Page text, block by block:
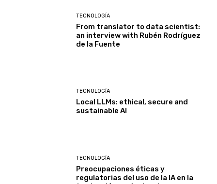
TECNOLOGÍA
From translator to data scientist:
an interview with Rubén Rodríguez
de la Fuente
TECNOLOGÍA
Local LLMs: ethical, secure and
sustainable AI
TECNOLOGÍA
Preocupaciones éticas y
regulatorias del uso de la IA en la